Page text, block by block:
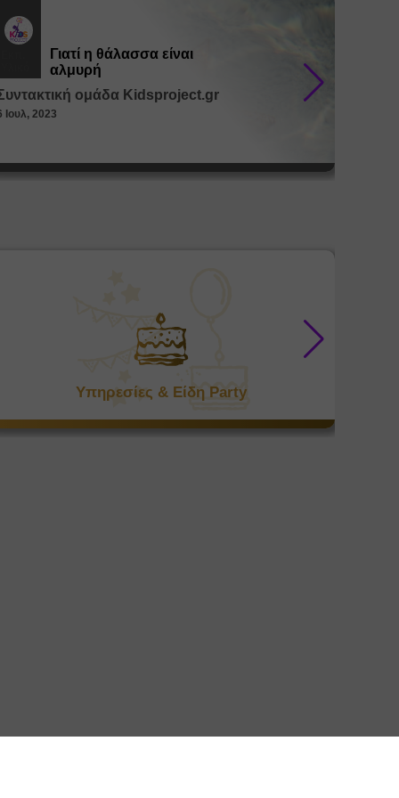
Γιατί η θάλασσα είναι
αλμυρή
ομάδα Kidsproject.gr
Ιουλ, 2023
Υπηρεσίες & Είδη Party